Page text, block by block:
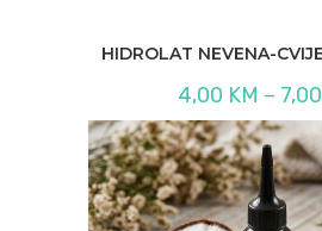
HIDROLAT NEVENA-
4,00 KM – 7,00